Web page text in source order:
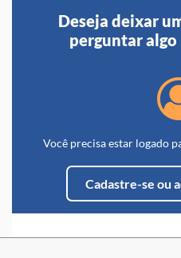
Deseja deixar
perguntar algo
Você precisa estar logado
Cadastre-se ou